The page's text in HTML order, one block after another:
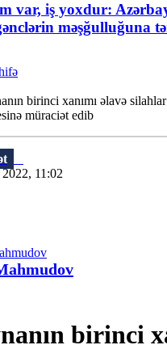
var, iş yoxdur:
məşğulluğuna
birinci xanımı əlavə
müraciət edib
11:02
birinci